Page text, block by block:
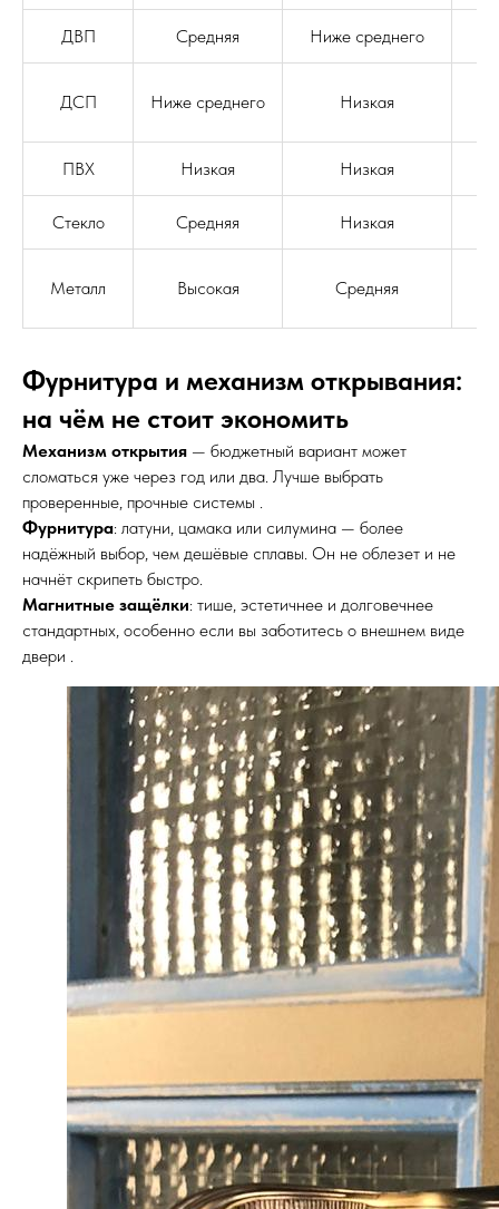
ДВП Средняя Ниже среднего
ДСП Ниже среднего Низкая
ПВХ Низкая Низкая
Стекло Средняя Низкая
Металл Высокая Средняя
Фурнитура и механизм открывания:
на чём не стоит экономить
Механизм открытия — бюджетный вариант может
сломаться уже через год или два. Лучше выбрать
проверенные, прочные системы .
Фурнитура: латуни, цамака или силумина — более
надёжный выбор, чем дешёвые сплавы. Он не облезет и не
начнёт скрипеть быстро.
Магнитные защёлки: тише, эстетичнее и долговечнее
стандартных, особенно если вы заботитесь о внешнем виде
двери .
Дизайн мастерская RIDS2.0®
Москва - производство картин
на холсте ( Москва,
Полимерная дом 8 \ ПН-ПТ 9-
18 | СБ 10-16 \ Посещение — по
предварительной записи)
Сочи - Производство дверей и
мебели (Доставка по РФ )
Связь с нами:
Из-за большого количества
спама предпочитаем общение
через мессенджеры. Главный
канал — Max Напишите нам, и
мы оперативно ответим.
Яндекс отзывы